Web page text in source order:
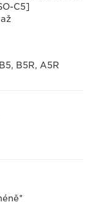
C5]
B5R, A5R